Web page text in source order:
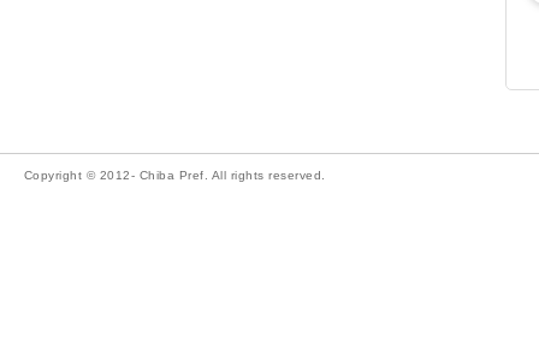
Copyright © 2012- Chiba Pref. All rights reserved.